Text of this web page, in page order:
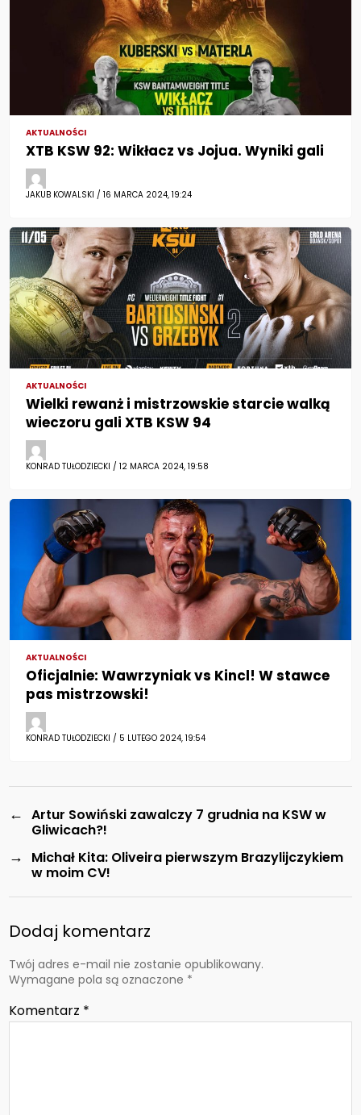
AKTUALNOŚCI
XTB KSW 92: Wikłacz vs Jojua. Wyniki gali
JAKUB KOWALSKI / 16 MARCA 2024, 19:24
AKTUALNOŚCI
Wielki rewanż i mistrzowskie starcie walką
wieczoru gali XTB KSW 94
KONRAD TUŁODZIECKI / 12 MARCA 2024, 19:58
AKTUALNOŚCI
Oficjalnie: Wawrzyniak vs Kincl! W stawce
pas mistrzowski!
KONRAD TUŁODZIECKI / 5 LUTEGO 2024, 19:54
← Artur Sowiński zawalczy 7 grudnia na KSW w
Gliwicach?!
→
Michał Kita: Oliveira pierwszym Brazylijczykiem
w moim CV!
Dodaj komentarz
Twój adres e-mail nie zostanie opublikowany.
Wymagane pola są oznaczone *
Komentarz *